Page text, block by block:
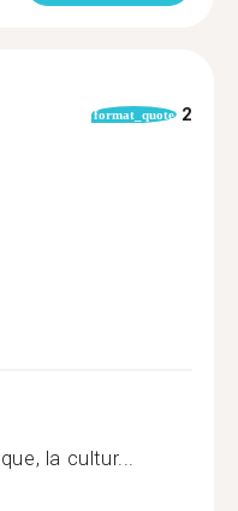
format_quote 2
la cultur...